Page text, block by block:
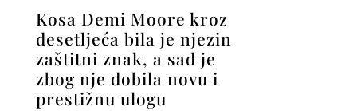
Kosa Demi Moore kroz
desetljeća bila je njezin
zaštitni znak, a sad je
zbog nje dobila novu i
prestižnu ulogu